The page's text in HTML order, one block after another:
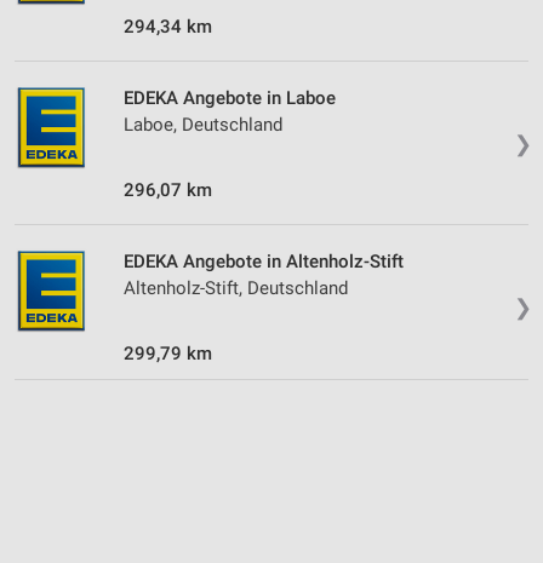
294,34 km
❯
EDEKA Angebote in Laboe
Laboe, Deutschland
296,07 km
❯
EDEKA Angebote in Altenholz-Stift
Altenholz-Stift, Deutschland
299,79 km